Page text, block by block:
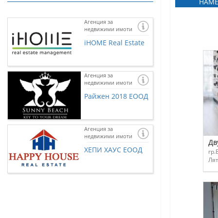
Агенция за
недвижими имоти
iHOME Real Estate
Агенция за
недвижими имоти
Райжен 2018 ЕООД
Агенция за
недвижими имоти
ХЕПИ ХАУС ЕООД
Ако желаете и
представена